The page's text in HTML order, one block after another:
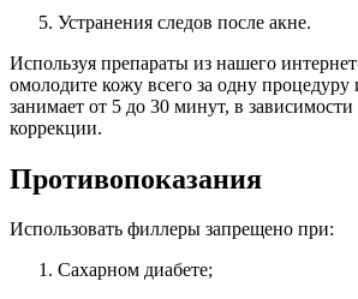
Устранения следов после акне.
Используя препараты из нашего
омолодите кожу всего за одну процедуру
занимает от 5 до 30 минут, в
коррекции.
Противопоказания
Использовать филлеры запрещено при:
Сахарном диабете;